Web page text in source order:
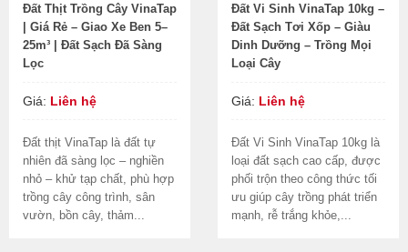
Đất Thịt Trồng Cây VinaTap
| Giá Rẻ – Giao Xe Ben 5–
25m³ | Đất Sạch Đã Sàng
Lọc
Giá: Liên hệ
Đất thịt VinaTap là đất tự
nhiên đã sàng lọc – nghiền
nhỏ – khử tạp chất, phù hợp
trồng cây công trình, sân
vườn, bồn cây, thảm...
Đất Vi Sinh VinaTap 10kg –
Đất Sạch Tơi Xốp – Giàu
Dinh Dưỡng – Trồng Mọi
Loại Cây
Giá: Liên hệ
Đất Vi Sinh VinaTap 10kg là
loại đất sạch cao cấp, được
phối trộn theo công thức tối
ưu giúp cây trồng phát triển
mạnh, rễ trắng khỏe,...